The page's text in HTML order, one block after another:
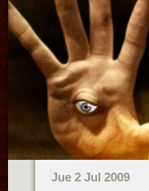
Jue 2 Jul 2009